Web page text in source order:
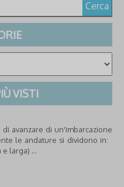
Cerca
VISTI
avanzare di un'imbarcazione
le andature si dividono in:
larga) ...